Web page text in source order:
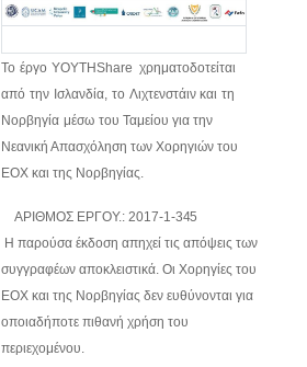
Το έργο YOYTHShare χρηματοδοτείται
από την Ισλανδία, το Λιχτενστάιν και τη
Νορβηγία μέσω του Ταμείου για την
Νεανική Απασχόληση των Χορηγιών του
ΕΟΧ και της Νορβηγίας.
ΑΡΙΘΜΟΣ ΕΡΓΟΥ.: 2017-1-345
Η παρούσα έκδοση απηχεί τις απόψεις των
συγγραφέων αποκλειστικά. Οι Χορηγίες του
ΕΟΧ και της Νορβηγίας δεν ευθύνονται για
οποιαδήποτε πιθανή χρήση του
περιεχομένου.